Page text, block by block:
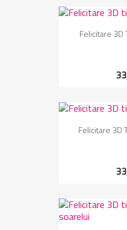
Felicitare 3D
Felicitare 3D